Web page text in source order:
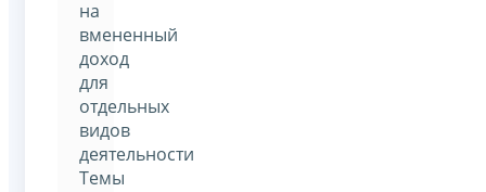
на
вмененный
доход
для
отдельных
видов
деятельности
Темы